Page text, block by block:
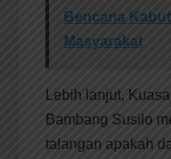
Bencana
Masyarakat
Lebih lanjut,
Bambang Susilo
talangan apakah